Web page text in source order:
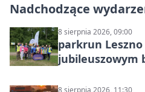
Nadchodzące
8 sierpnia 2026, 09:00
parkrun
jubileuszowym